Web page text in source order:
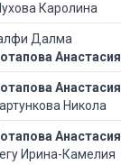
Каролина
Далма
Анастасия
Анастасия
Никола
Анастасия
Ирина-Камелия